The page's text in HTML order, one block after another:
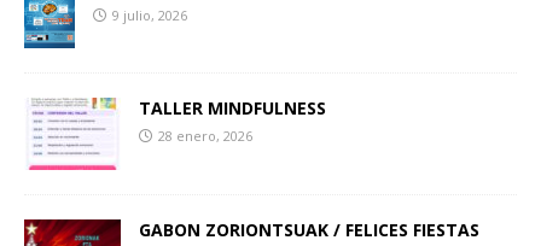
9 julio, 2026
TALLER MINDFULNESS
28 enero, 2026
GABON ZORIONTSUAK / FELICES FIESTAS